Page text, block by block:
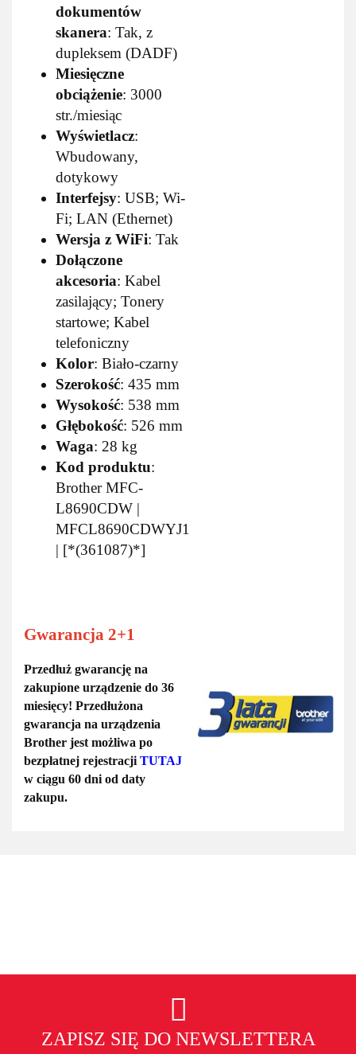
dokumentów
skanera: Tak, z
dupleksem (DADF)
Miesięczne
obciążenie: 3000
str./miesiąc
Wyświetlacz:
Wbudowany,
dotykowy
Interfejsy: USB; Wi-
Fi; LAN (Ethernet)
Wersja z WiFi: Tak
Dołączone
akcesoria: Kabel
zasilający; Tonery
startowe; Kabel
telefoniczny
Kolor: Biało-czarny
Szerokość: 435 mm
Wysokość: 538 mm
Głębokość: 526 mm
Waga: 28 kg
Kod produktu:
Brother MFC-
L8690CDW |
MFCL8690CDWYJ1
| [*(361087)*]
Gwarancja 2+1
Przedłuż gwarancję na
zakupione urządzenie do 36
miesięcy! Przedłużona
gwarancja na urządzenia
Brother jest możliwa po
bezpłatnej rejestracjiTUTAJ
w ciągu 60 dni od daty
zakupu.
ZAPISZ SIĘ DO NEWSLETTERA